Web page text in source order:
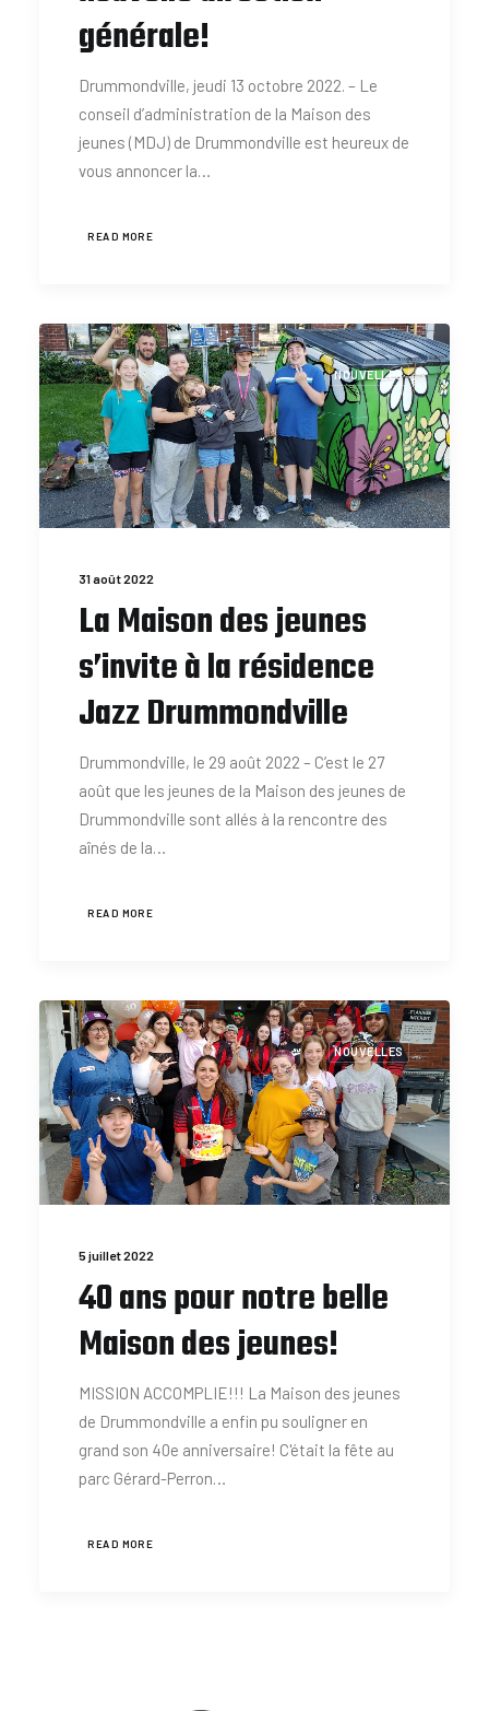
générale!
Drummondville, jeudi 13 octobre 2022. – Le
conseil d’administration de la Maison des
jeunes (MDJ) de Drummondville est heureux de
vous annoncer la…
READ MORE
NOUVELLES
31 août 2022
La Maison des jeunes
s’invite à la résidence
Jazz Drummondville
Drummondville, le 29 août 2022 – C’est le 27
août que les jeunes de la Maison des jeunes de
Drummondville sont allés à la rencontre des
aînés de la…
READ MORE
NOUVELLES
5 juillet 2022
40 ans pour notre belle
Maison des jeunes!
MISSION ACCOMPLIE!!! La Maison des jeunes
de Drummondville a enfin pu souligner en
grand son 40e anniversaire! C'était la fête au
parc Gérard-Perron…
READ MORE